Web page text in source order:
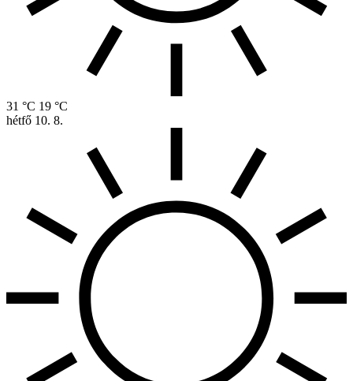
31 °C 19 °C
hétfő 10. 8.